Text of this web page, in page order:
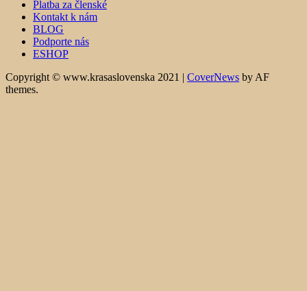
Platba za členské
Kontakt k nám
BLOG
Podporte nás
ESHOP
Copyright © www.krasaslovenska 2021 | CoverNews by AF
themes.